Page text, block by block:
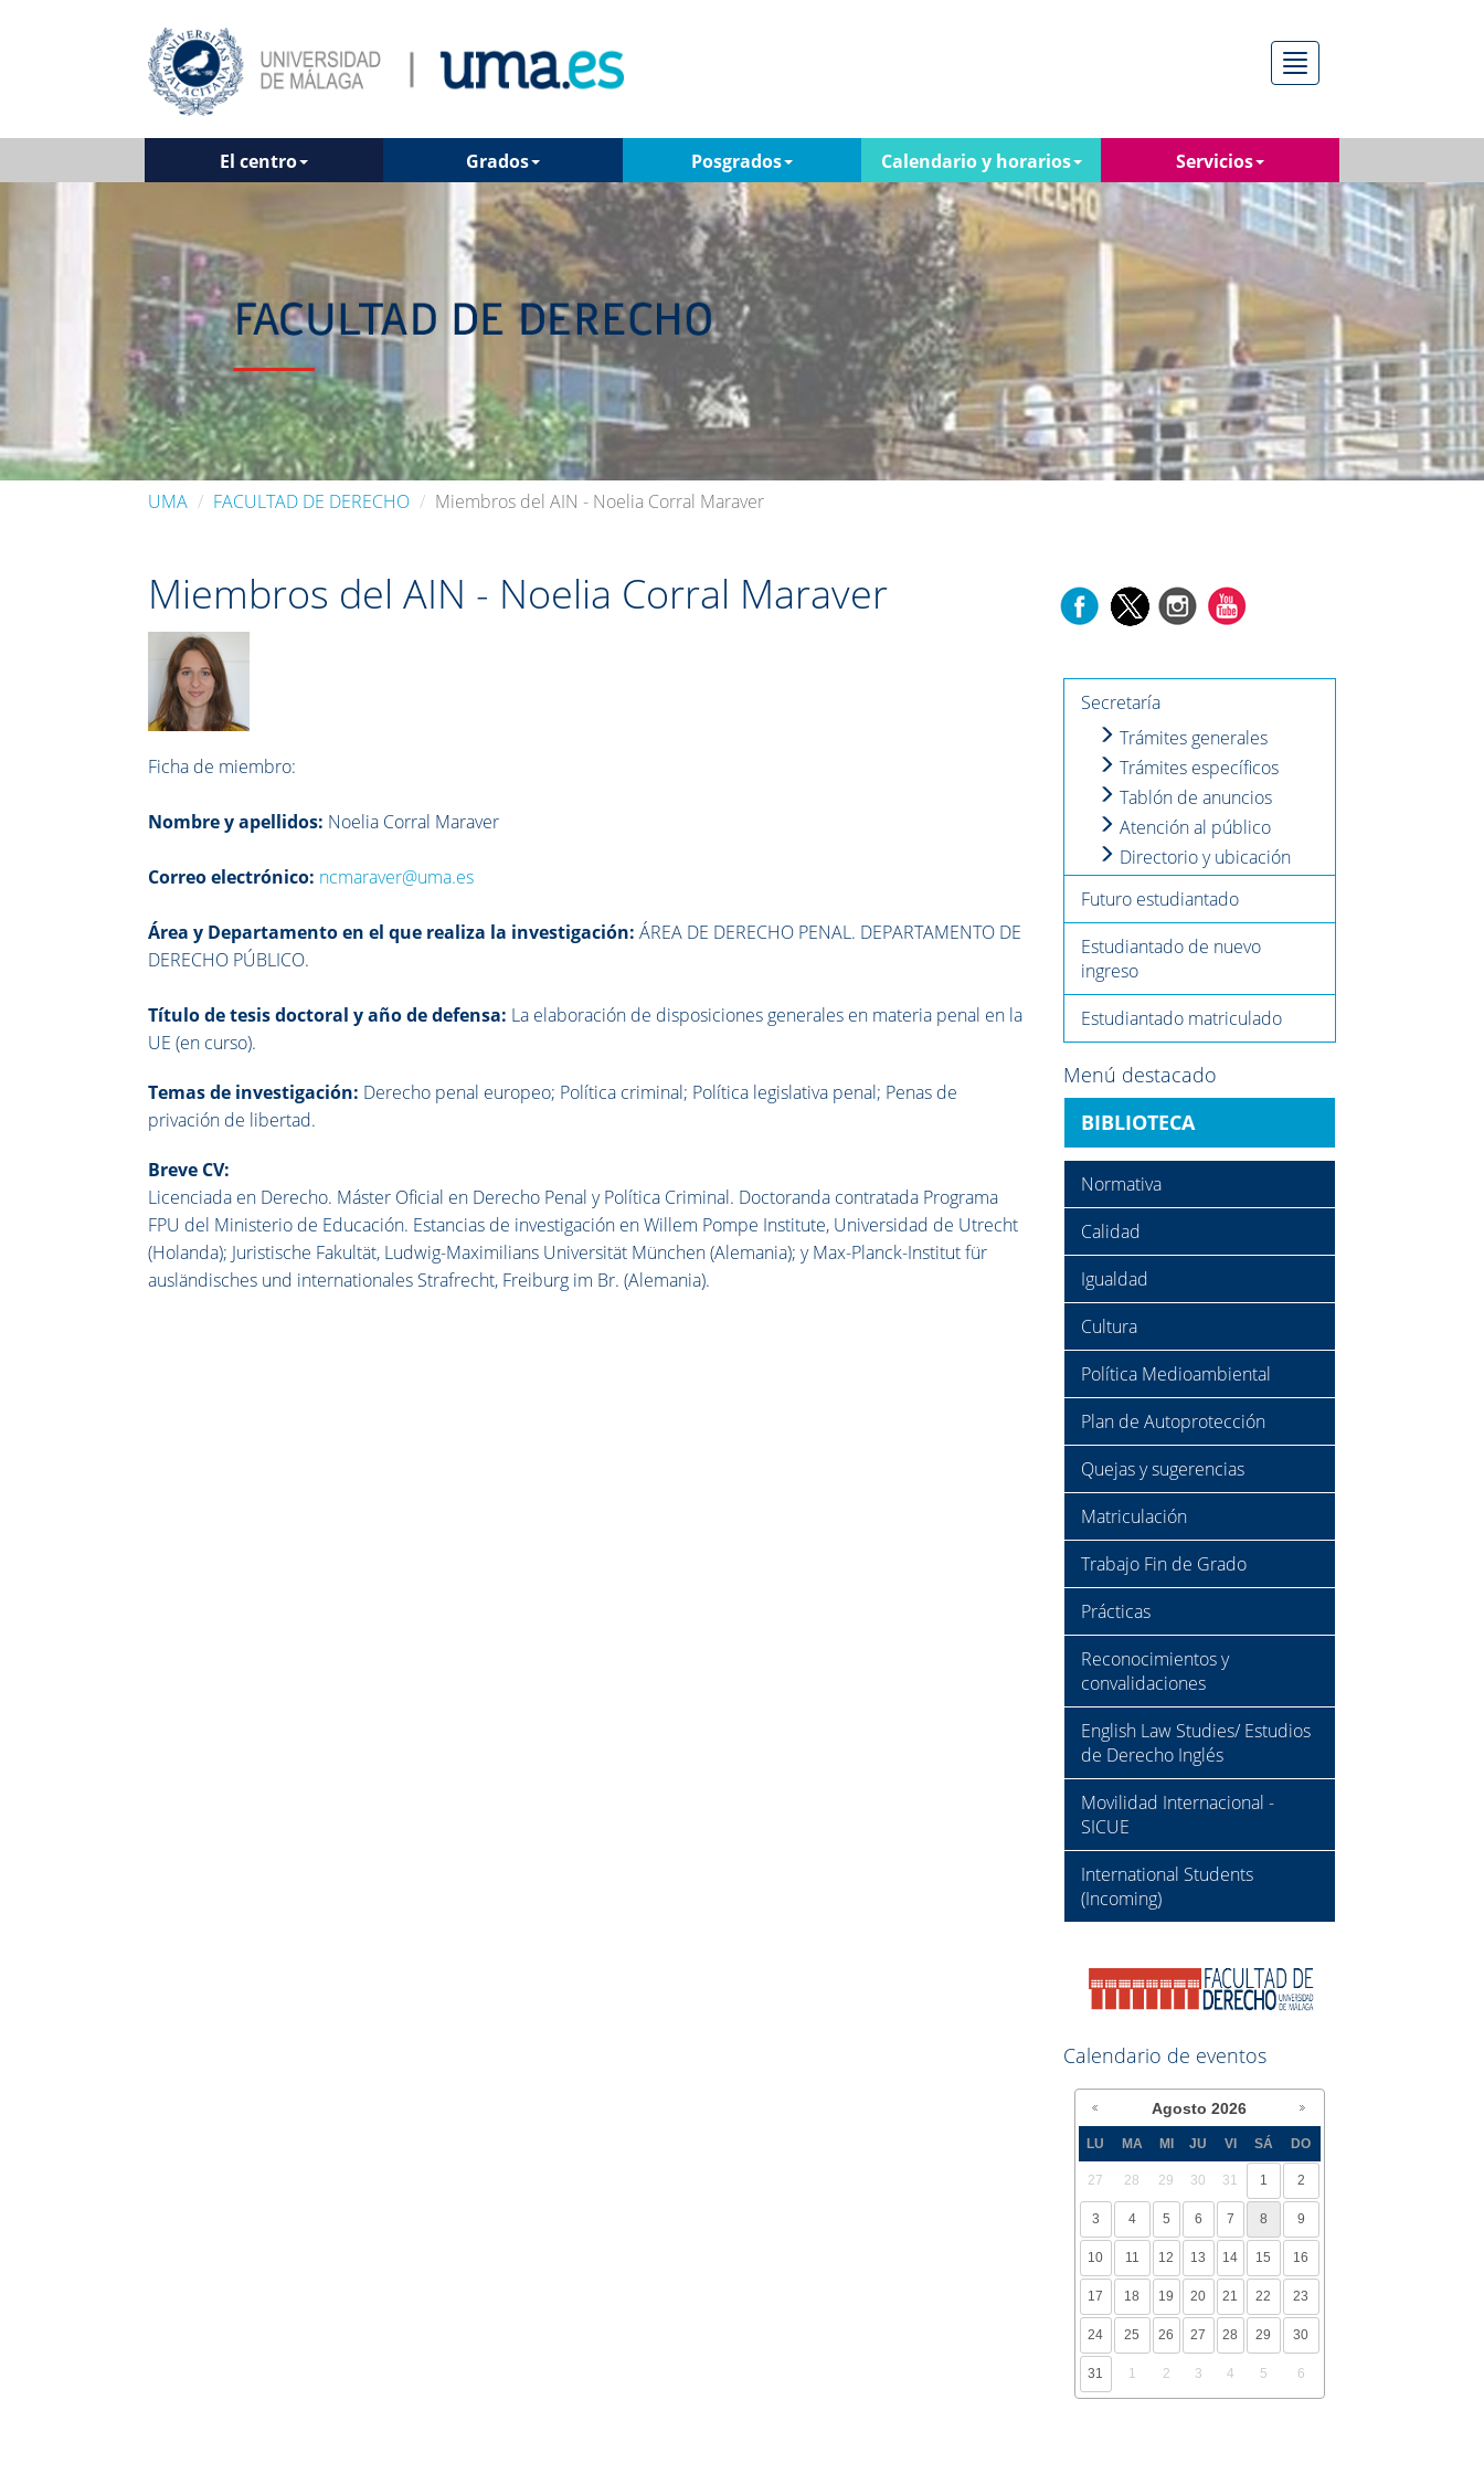
Menú
El centro Grados Posgrados Calendario y horarios Servicios
UMA FACULTAD DE DERECHO Miembros del AIN - Noelia Corral Maraver
Miembros del AIN - Noelia Corral Maraver
Ficha de miembro:
Nombre y apellidos: Noelia Corral Maraver
Correo electrónico: ncmaraver@uma.es
Área y Departamento en el que realiza la investigación: ÁREA DE DERECHO PENAL. DEPARTAMENTO DE
DERECHO PÚBLICO.
Título de tesis doctoral y año de defensa: La elaboración de disposiciones generales en materia penal en la
UE (en curso).
Temas de investigación: Derecho penal europeo; Política criminal; Política legislativa penal; Penas de
privación de libertad.
Breve CV:
Licenciada en Derecho. Máster Oficial en Derecho Penal y Política Criminal. Doctoranda contratada Programa
FPU del Ministerio de Educación. Estancias de investigación en Willem Pompe Institute, Universidad de Utrecht
(Holanda); Juristische Fakultät, Ludwig-Maximilians Universität München (Alemania); y Max-Planck-Institut für
ausländisches und internationales Strafrecht, Freiburg im Br. (Alemania).
Secretaría
Trámites generales
Trámites específicos
Tablón de anuncios
Atención al público
Directorio y ubicación
Futuro estudiantado
Estudiantado de nuevo
ingreso
Estudiantado matriculado
Menú destacado
BIBLIOTECA
Normativa
Calidad
Igualdad
Cultura
Política Medioambiental
Plan de Autoprotección
Quejas y sugerencias
Matriculación
Trabajo Fin de Grado
Prácticas
Reconocimientos y
convalidaciones
English Law Studies/ Estudios
de Derecho Inglés
Movilidad Internacional -
SICUE
International Students
(Incoming)
Calendario de eventos
Agosto 2026
LU MA MI JU VI SÁ DO
27 28 29 30 31 1 2
3 4 5 6 7 8 9
10 11 12 13 14 15 16
17 18 19 20 21 22 23
24 25 26 27 28 29 30
31 1 2 3 4 5 6